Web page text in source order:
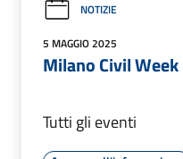
NOTIZIE
5 MAGGIO 2025
Milano Civil Week
Tutti gli eventi